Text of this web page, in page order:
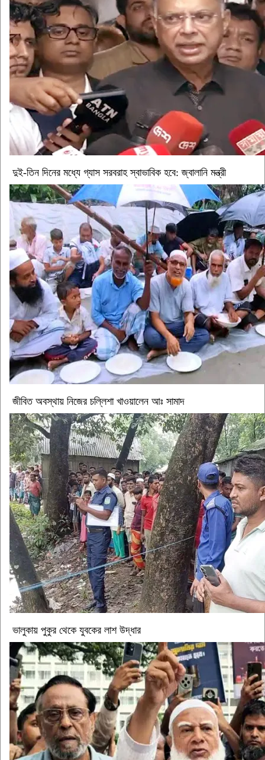
দুই-তিন দিনের মধ্যে গ্যাস সরবরাহ স্বাভাবিক হবে: জ্বালানি মন্ত্রী
জীবিত অবস্থায় নিজের চল্লিশা খাওয়ালেন আঃ সামাদ
ভালুকায় পুকুর থেকে যুবকের লাশ উদ্ধার